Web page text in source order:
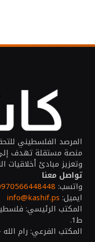
المرصد الفلسطيني
منصة مستقلة تهدف
وتعزيز مبادئ أخلاقيات
تواصل معنا
واتسب:
ايميل: info@kashif.ps
المكتب الرئيسي:
ط1.
المكتب الفرعي: رام